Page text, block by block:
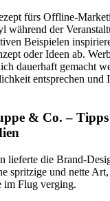
fürs Offline-
während der
Beispielen
oder Ideen ab.
dauerhaft gemacht
entsprechen und
& Co. –
lieferte die Brand-
spritzige und nette Art,
im Flug verging.